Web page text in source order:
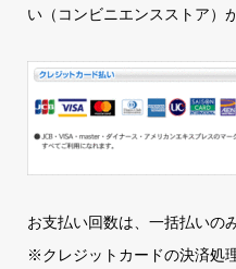
い（コンビニエンスストア）
お支払い回数は、一括払いの
※クレジットカードの決済処